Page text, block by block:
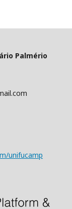
Palmério
unifucamp